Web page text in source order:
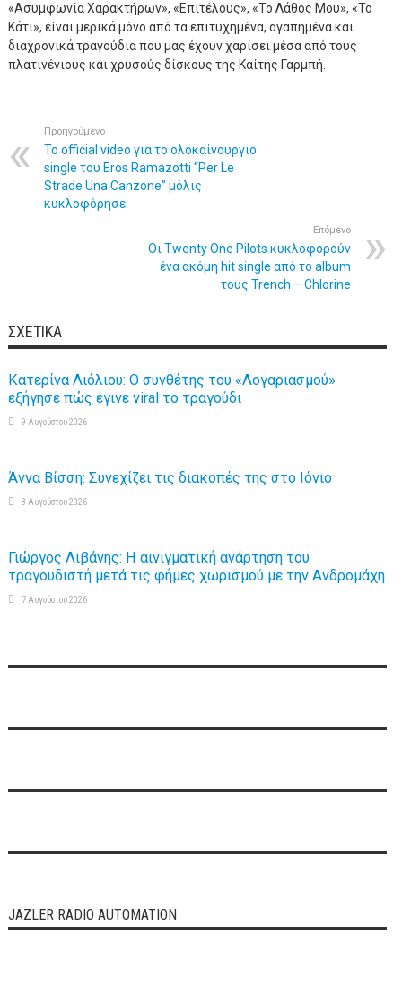
«Ασυμφωνία Χαρακτήρων», «Επιτέλους», «Το Λάθος Μου», «Το
Κάτι», είναι μερικά μόνο από τα επιτυχημένα, αγαπημένα και
διαχρονικά τραγούδια που μας έχουν χαρίσει μέσα από τους
πλατινένιους και χρυσούς δίσκους της Καίτης Γαρμπή.
Προηγούμενο
Το official video για το ολοκαίνουργιο
single του Eros Ramazotti “Per Le
Strade Una Canzone” μόλις
κυκλοφόρησε.
Επόμενο
Oι Twenty One Pilots κυκλοφορούν
ένα ακόμη hit single από το album
τους Trench – Chlorine
ΣΧΕΤΙΚΆ
Κατερίνα Λιόλιου: Ο συνθέτης του «Λογαριασμού»
εξήγησε πώς έγινε viral το τραγούδι
9 Αυγούστου 2026
Άννα Βίσση: Συνεχίζει τις διακοπές της στο Ιόνιο
8 Αυγούστου 2026
Γιώργος Λιβάνης: Η αινιγματική ανάρτηση του
τραγουδιστή μετά τις φήμες χωρισμού με την Ανδρομάχη
7 Αυγούστου 2026
JAZLER RADIO AUTOMATION